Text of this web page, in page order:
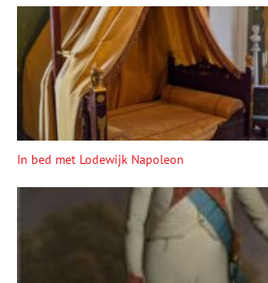
In bed met Lodewijk Napoleon